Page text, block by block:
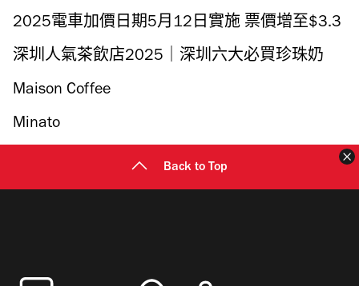
2025電車加價日期5月12日實施 票價增至$3.3
深圳人氣茶飲店2025｜深圳六大必買珍珠奶
茶、手搖茶、水果茶
Maison Coffee
Minato
Back to Top